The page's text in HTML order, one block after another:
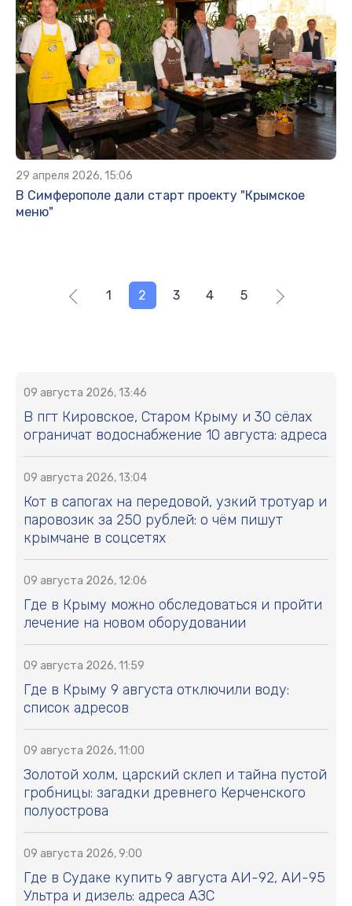
29 апреля 2026, 15:06
В Симферополе дали старт проекту "Крымское
меню"
1 2 3 4 5
09 августа 2026, 13:46
В пгт Кировское, Старом Крыму и 30 сёлах
ограничат водоснабжение 10 августа: адреса
09 августа 2026, 13:04
Кот в сапогах на передовой, узкий тротуар и
паровозик за 250 рублей: о чём пишут
крымчане в соцсетях
09 августа 2026, 12:06
Где в Крыму можно обследоваться и пройти
лечение на новом оборудовании
09 августа 2026, 11:59
Где в Крыму 9 августа отключили воду:
список адресов
09 августа 2026, 11:00
Золотой холм, царский склеп и тайна пустой
гробницы: загадки древнего Керченского
полуострова
09 августа 2026, 9:00
Где в Судаке купить 9 августа АИ-92, АИ-95
Ультра и дизель: адреса АЗС